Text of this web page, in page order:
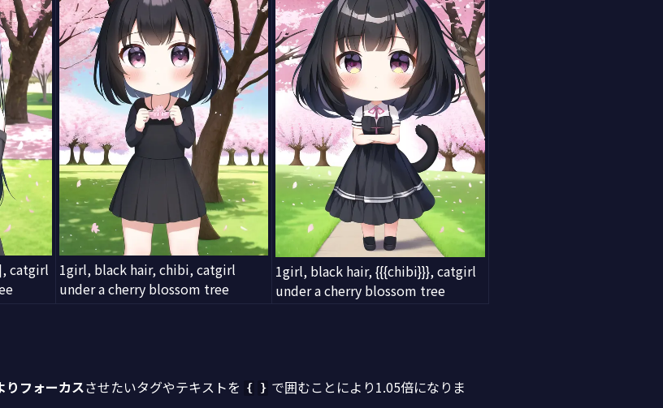
catgirl
1girl, black hair, chibi, catgirl
under a cherry blossom tree
1girl, black hair, {{{chibi}}}, catgirl
under a cherry blossom tree
りフォーカスさせたいタグやテキストを { } で囲むことにより1.05倍になりま